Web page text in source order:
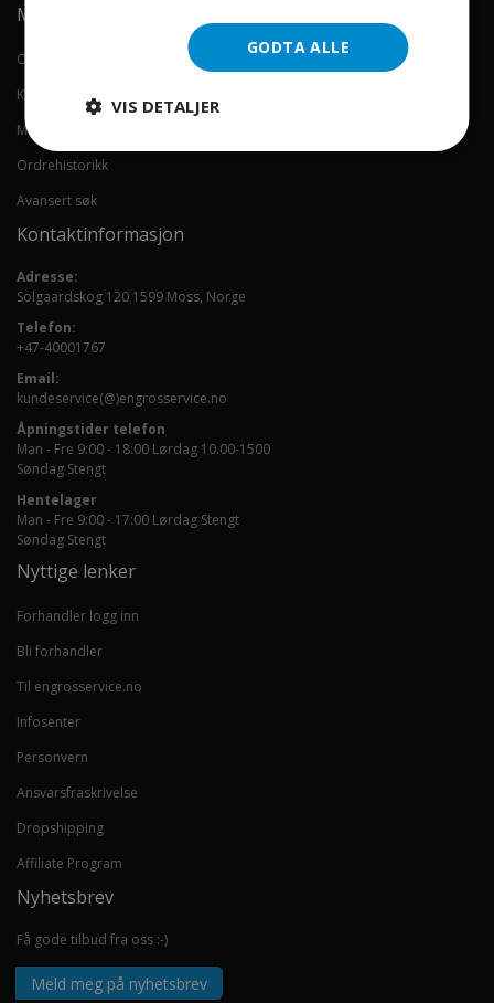
Min konto
Om oss
Kontakt oss
Min konto
Ordrehistorikk
Avansert søk
Kontaktinformasjon
Adresse:
Solgaardskog 120 1599 Moss, Norge
Telefon:
+47-40001767
Email:
kundeservice(@)engrosservice.no
Åpningstider telefon
Man - Fre 9:00 - 18:00 Lørdag 10.00-1500
Søndag Stengt
Hentelager
Man - Fre 9:00 - 17:00 Lørdag Stengt
Søndag Stengt
Nyttige lenker
Forhandler logg inn
Bli forhandler
Til engrosservice.no
Infosenter
Personvern
Ansvarsfraskrivelse
Dropshipping
Affiliate Program
Nyhetsbrev
Få gode tilbud fra oss :-)
Meld meg på nyhetsbrev
GODTA ALLE
VIS DETALJER